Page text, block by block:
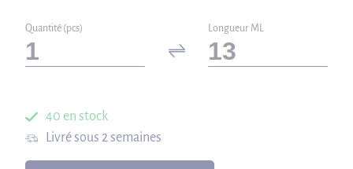
Quantité (pcs) Longueur ML
40 en stock
Livré sous 2 semaines